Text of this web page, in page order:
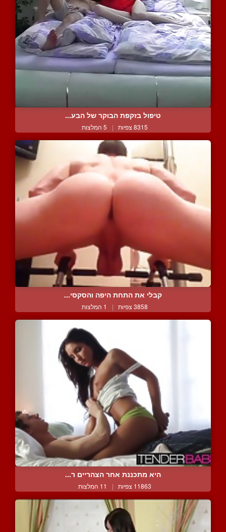
טיפול בזקפת הבוקר של הבע...
8315 צפיות | 5 המלצות
קבלי את התחת היפה והסקסי...
3858 צפיות | 1 המלצות
היא מתכננת אחר הצהריים ר...
11863 צפיות | 11 המלצות